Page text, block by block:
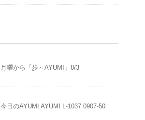
月曜から「歩～AYUMI」8/3
今日のAYUMI AYUMI L-1037 0907-50